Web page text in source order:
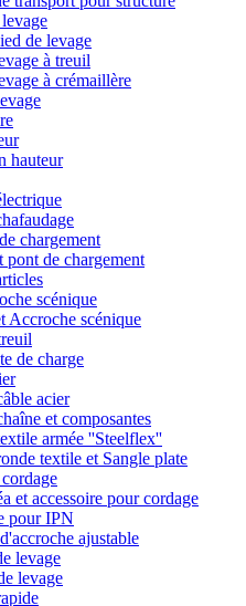
de levage
à treuil
à crémaillère
hauteur
chargement
pont de chargement
scénique
Accroche scénique
de charge
acier
et composantes
armée ''Steelflex''
textile et Sangle plate
et accessoire pour cordage
pour IPN
ajustable
levage
levage